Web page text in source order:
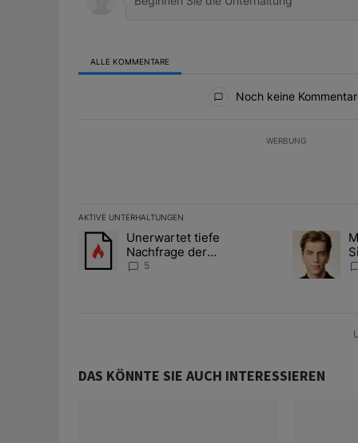
ALLE KOMMENTARE
Noch keine
WERBUNG
AKTIVE UNTERHALTUNGEN
Das Folgende ist eine Liste der am meisten
Ein Trendartikel mit dem Titel "Unerwartet tiefe
Unerwartet tiefe
Nachfrage der
Zentralbanken könnte
5
Ein
DAS KÖNNTE SIE AUCH INTERESSIEREN